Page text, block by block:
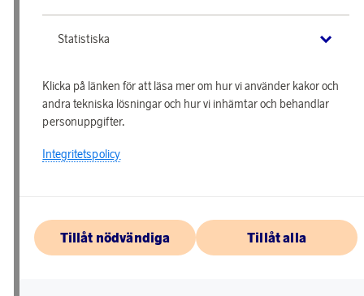
Statistiska
Klicka på länken för att läsa mer om hur vi använder kakor och
andra tekniska lösningar och hur vi inhämtar och behandlar
personuppgifter.
Integritetspolicy
Tillåt nödvändiga Tillåt alla